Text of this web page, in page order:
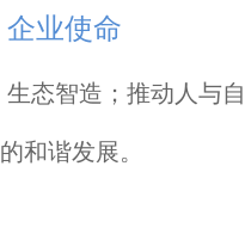
企业使命
生态智造； 推动人与
的和谐发展。